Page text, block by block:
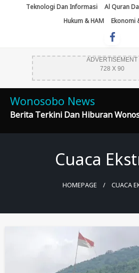
Teknologi Dan Informasi Al Quran
Hukum & HAM
Ekonomi
ADVERTISEMENT
728 X 90
Wonosobo News
Berita Terkini Dan Hiburan
Cuaca
HOMEPAGE CUACA